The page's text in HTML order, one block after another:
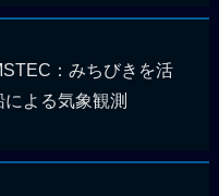
：みちびきを活
よる気象観測